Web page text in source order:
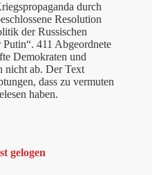
durch
Resolution
der Russischen
411 Abgeordnete
Demokraten und
nicht ab. Der Text
dass zu vermuten
haben.
gelogen